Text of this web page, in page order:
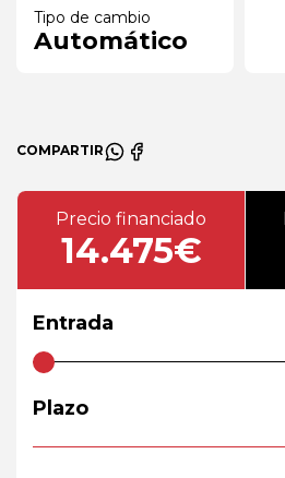
Tipo de cambio
Automático
COMPARTIR
Precio financiado
14.475€
Entrada
Plazo